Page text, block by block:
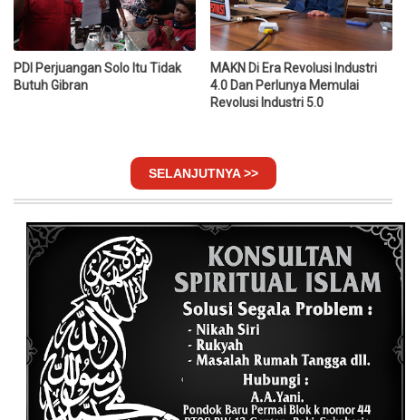
PDI Perjuangan Solo Itu Tidak
Butuh Gibran
MAKN Di Era Revolusi Industri
4.0 Dan Perlunya Memulai
Revolusi Industri 5.0
SELANJUTNYA >>